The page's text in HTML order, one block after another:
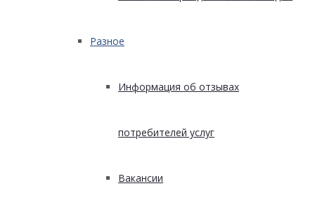
Разное
Информация об отзывах
потребителей услуг
Вакансии